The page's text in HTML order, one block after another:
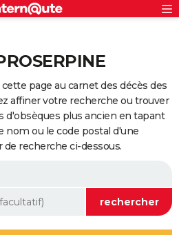
page au carnet des décès des
affiner votre recherche ou trouver
d'obsèques plus ancien en tapant
nom ou le code postal d'une
recherche ci-dessous.